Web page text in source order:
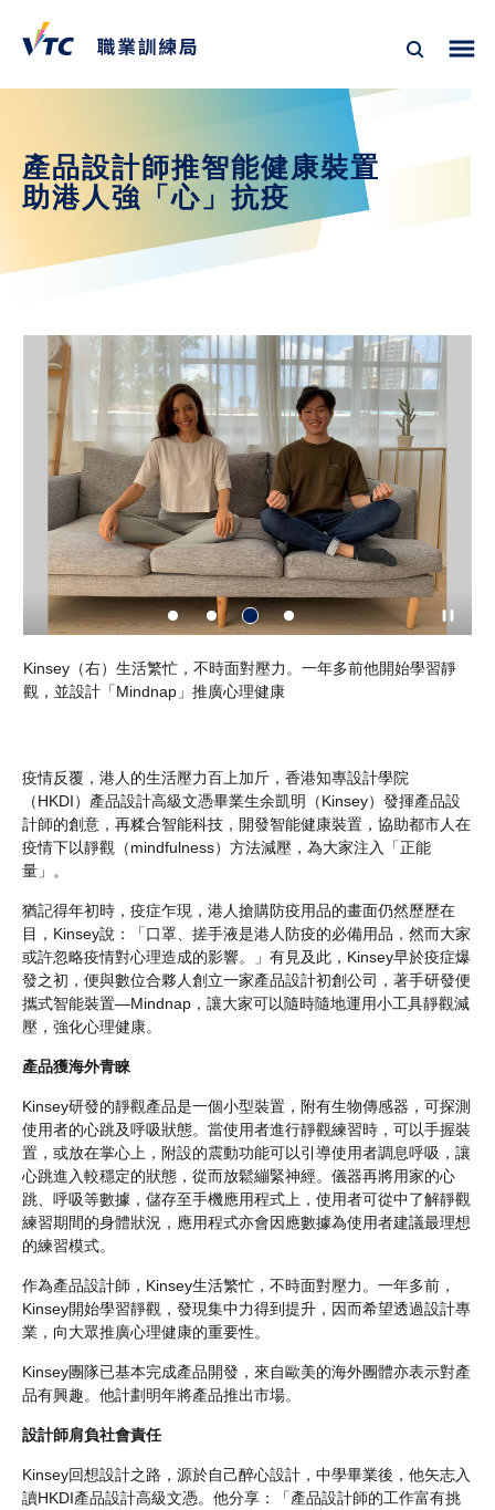
產品設計師推智能健康裝置
助港人強「心」抗疫
Kinsey（右）生活繁忙，不時面對壓力。一年多前他開始學習靜
觀，並設計「Mindnap」推廣心理健康
疫情反覆，港人的生活壓力百上加斤，香港知專設計學院
（HKDI）產品設計高級文憑畢業生余凱明（Kinsey）發揮產品設
計師的創意，再糅合智能科技，開發智能健康裝置，協助都市人在
疫情下以靜觀（mindfulness）方法減壓，為大家注入「正能
量」。
猶記得年初時，疫症乍現，港人搶購防疫用品的畫面仍然歷歷在
目，Kinsey說：「口罩、搓手液是港人防疫的必備用品，然而大家
或許忽略疫情對心理造成的影響。」有見及此，Kinsey早於疫症爆
發之初，便與數位合夥人創立一家產品設計初創公司，著手研發便
攜式智能裝置—Mindnap，讓大家可以隨時隨地運用小工具靜觀減
壓，強化心理健康。
產品獲海外青睞
Kinsey研發的靜觀產品是一個小型裝置，附有生物傳感器，可探測
使用者的心跳及呼吸狀態。當使用者進行靜觀練習時，可以手握裝
置，或放在掌心上，附設的震動功能可以引導使用者調息呼吸，讓
心跳進入較穩定的狀態，從而放鬆繃緊神經。儀器再將用家的心
跳、呼吸等數據，儲存至手機應用程式上，使用者可從中了解靜觀
練習期間的身體狀況，應用程式亦會因應數據為使用者建議最理想
的練習模式。
作為產品設計師，Kinsey生活繁忙，不時面對壓力。一年多前，
Kinsey開始學習靜觀，發現集中力得到提升，因而希望透過設計專
業，向大眾推廣心理健康的重要性。
Kinsey團隊已基本完成產品開發，來自歐美的海外團體亦表示對產
品有興趣。他計劃明年將產品推出市場。
設計師肩負社會責任
Kinsey回想設計之路，源於自己醉心設計，中學畢業後，他矢志入
讀HKDI產品設計高級文憑。他分享：「產品設計師的工作富有挑